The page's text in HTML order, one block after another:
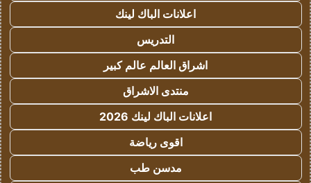
اعلانات الباك لينك
التدريس
اشراق العالم عالم كبير
منتدى الاشراق
اعلانات الباك لينك 2026
اقوى رياضة
مدسن طب